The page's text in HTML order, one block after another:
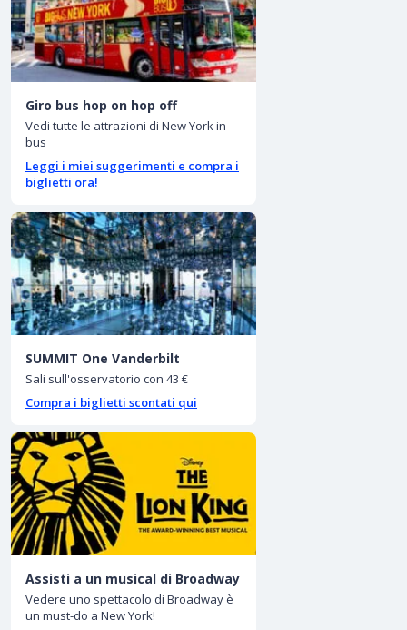
Giro bus hop on hop off
Vedi tutte le attrazioni di New York in
bus
Leggi i miei suggerimenti e compra i
biglietti ora!
SUMMIT One Vanderbilt
Sali sull'osservatorio con 43 €
Compra i biglietti scontati qui
Assisti a un musical di Broadway
Vedere uno spettacolo di Broadway è
un must-do a New York!